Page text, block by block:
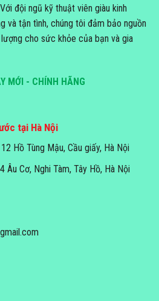
đội ngũ kỹ thuật viên giàu kinh
và tận tình, chúng tôi đảm bảo nguồn
cho sức khỏe của bạn và gia
MỚI - CHÍNH HÃNG
tại Hà Nội
Hồ Tùng Mậu, Cầu giấy, Hà Nội
Âu Cơ, Nghi Tàm, Tây Hồ, Hà Nội